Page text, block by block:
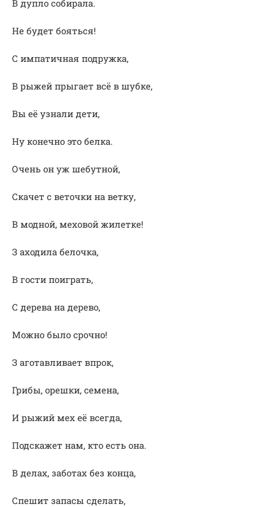
В дупло собирала.
Не будет бояться!
С импатичная подружка,
В рыжей прыгает всё в шубке,
Вы её узнали дети,
Ну конечно это белка.
Очень он уж шебутной,
Скачет с веточки на ветку,
В модной, меховой жилетке!
З аходила белочка,
В гости поиграть,
С дерева на дерево,
Можно было срочно!
З аготавливает впрок,
Грибы, орешки, семена,
И рыжий мех её всегда,
Подскажет нам, кто есть она.
В делах, заботах без конца,
Спешит запасы сделать,